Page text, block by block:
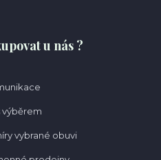
u nás ?
výběrem
vybrané obuvi